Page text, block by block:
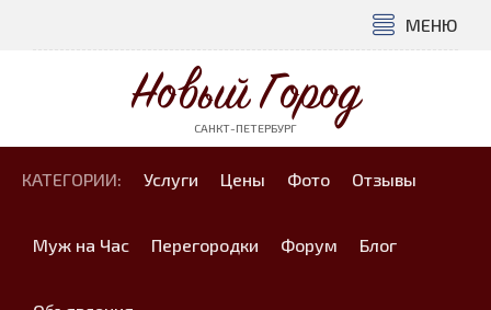
МЕНЮ
Новый Город
САНКТ-ПЕТЕРБУРГ
КАТЕГОРИИ: Услуги Цены Фото Отзывы
Муж на Час Перегородки Форум Блог